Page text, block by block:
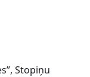
Stopiņu